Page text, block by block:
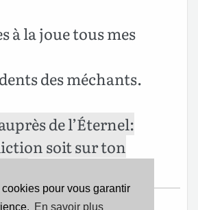
pour vous garantir
En savoir plus
à la joue tous mes
des méchants.
de l’Éternel:
soit sur ton